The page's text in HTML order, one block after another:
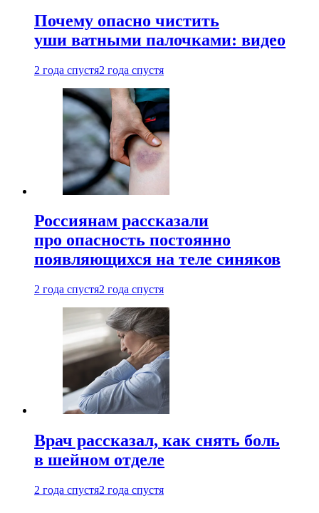
Почему опасно чистить
уши ватными палочками: видео
2 года спустя2 года спустя
Россиянам рассказали
про опасность постоянно
появляющихся на теле синяков
2 года спустя2 года спустя
Врач рассказал, как снять боль
в шейном отделе
2 года спустя2 года спустя